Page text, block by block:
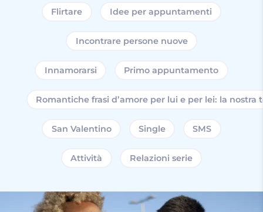
Flirtare Idee per appuntamenti
Incontrare persone nuove
Innamorarsi Primo appuntamento
Romantiche frasi d’amore per lui e per lei: la nostra
San Valentino Single SMS
Attività Relazioni serie